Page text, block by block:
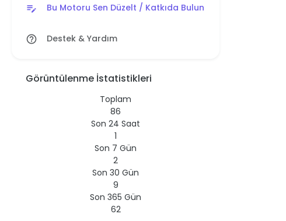
edit_note Bu Motoru Sen Düzelt / Katkıda Bulun
help_outline Destek & Yardım
Görüntülenme İstatistikleri
Toplam
86
Son 24 Saat
1
Son 7 Gün
2
Son 30 Gün
9
Son 365 Gün
62